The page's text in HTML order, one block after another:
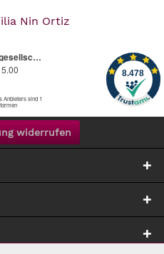
Nin Ortiz
widerrufen